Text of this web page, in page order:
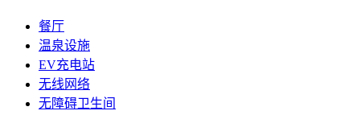
餐厅
温泉设施
EV充电站
无线网络
无障碍卫生间